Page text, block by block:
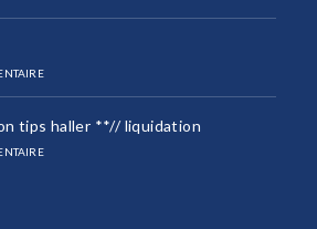
tips haller **// liquidation